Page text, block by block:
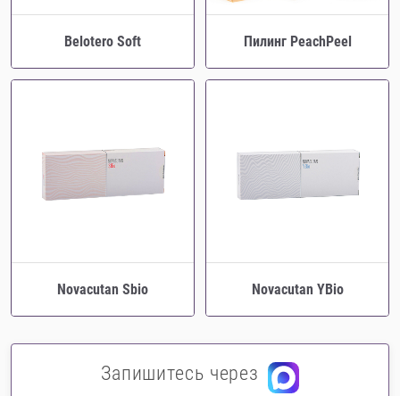
Belotero Soft Пилинг PeachPeel
Novacutan Sbio Novacutan YBio
Запишитесь через